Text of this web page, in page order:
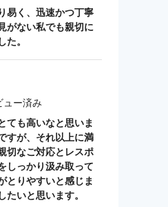
易く、迅速かつ丁寧
がない私でも親切に
。
ー済み
ても高いなと思いま
すが、それ以上に満
切なご対応とレスポ
しっかり汲み取って
とりやすいと感じま
いと思います。